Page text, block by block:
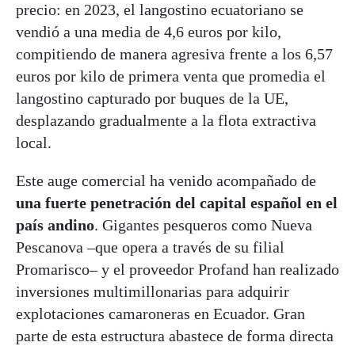
precio: en 2023, el langostino ecuatoriano se
vendió a una media de 4,6 euros por kilo,
compitiendo de manera agresiva frente a los 6,57
euros por kilo de primera venta que promedia el
langostino capturado por buques de la UE,
desplazando gradualmente a la flota extractiva
local.
Este auge comercial ha venido acompañado de
una fuerte penetración del capital español en el
país andino. Gigantes pesqueros como Nueva
Pescanova –que opera a través de su filial
Promarisco– y el proveedor Profand han realizado
inversiones multimillonarias para adquirir
explotaciones camaroneras en Ecuador. Gran
parte de esta estructura abastece de forma directa